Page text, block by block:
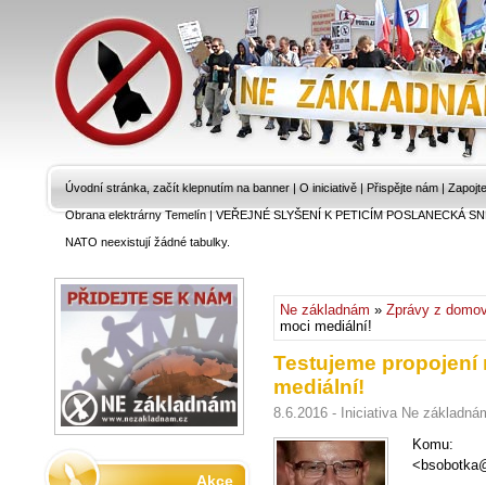
Úvodní stránka, začít klepnutím na banner | O iniciativě | Přispějte nám |
Obrana elektrárny Temelín|VEŘEJNÉ SLYŠENÍ K PETICÍM POSLANECKÁ
NATO neexistují žádné tabulky.
Ne základnám » Zprávy z
moci mediální!
Testujeme
mediální!
8.6.2016 - Iniciativa Ne
Komu:
Akce